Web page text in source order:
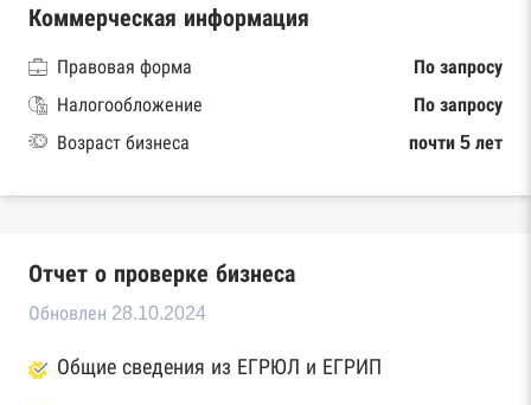
Коммерческая информация
Правовая форма
По запросу
Налогообложение
По запросу
Возраст бизнеса
почти 5 лет
Отчет о проверке бизнеса
Обновлен 28.10.2024
Общие сведения из ЕГРЮЛ и ЕГРИП